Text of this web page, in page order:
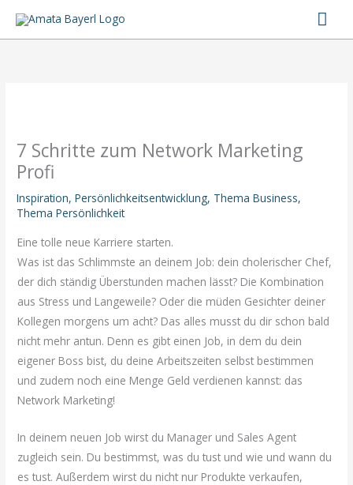
Inhalt
7 Schritte zum Network Marketing
Profi
Inspiration,Persönlichkeitsentwicklung, Thema Business,
Thema Persönlichkeit
Eine tolle neue Karriere starten.
Was ist das Schlimmste an deinem Job: dein cholerischer Chef,
der dich ständig Überstunden machen lässt? Die Kombination
aus Stress und Langeweile? Oder die müden Gesichter deiner
Kollegen morgens um acht? Das alles musst du dir schon bald
nicht mehr antun. Denn es gibt einen Job, in dem du dein
eigener Boss bist, du deine Arbeitszeiten selbst bestimmen
und zudem noch eine Menge Geld verdienen kannst: das
Network Marketing!
In deinem neuen Job wirst du Manager und Sales Agent
zugleich sein. Du bestimmst, was du tust und wie und wann du
es tust. Außerdem wirst du nicht nur Produkte verkaufen,